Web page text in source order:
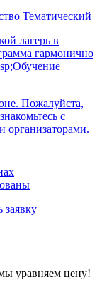
Тематический
лагерь в
гармонично
Пожалуйста,
с
организаторами.
заявку
уравняем цену!